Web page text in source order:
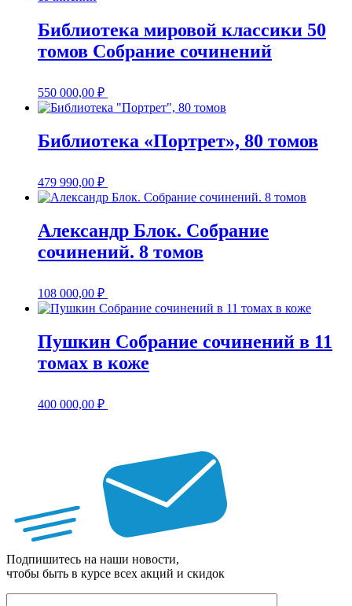
Библиотека мировой классики 50
томов Собрание сочинений
550 000,00 ₽
Библиотека «Портрет», 80 томов
479 990,00 ₽
Александр Блок. Собрание
сочинений. 8 томов
108 000,00 ₽
Пушкин Собрание сочинений в 11
томах в коже
400 000,00 ₽
Подпишитесь на наши новости,
чтобы быть в курсе всех акций и скидок